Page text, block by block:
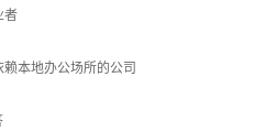
者
本地办公场所的公司